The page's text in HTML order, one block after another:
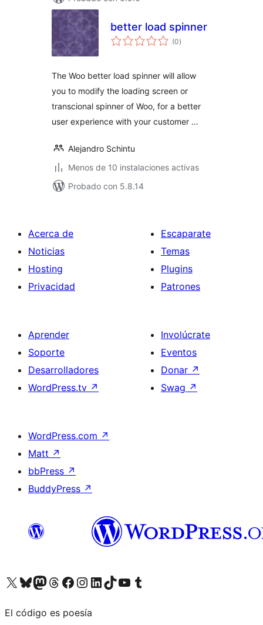
better load spinner
(0total
de
)
The Woo better load spinner will allow
you to modify the loading screen or
transcional spinner of Woo, for a better
user experience with your customer …
Alejandro Schintu
Menos de 10 instalaciones activas
Probado con 5.8.14
Acerca de
Noticias
Hosting
Privacidad
Escaparate
Temas
Plugins
Patrones
Aprender
Soporte
Desarrolladores
WordPress.tv ↗
Involúcrate
Eventos
Donar ↗
Swag ↗
WordPress.com ↗
Matt ↗
bbPress ↗
BuddyPress ↗
Visita nuestra cuenta de X (anteriormente Twitter)
Visita nuestra cuenta de Bluesky
Visita nuestra cuenta de Mastodon
Visita nuestra cuenta de Threads
Visita nuestra página de Facebook
Visita nuestra cuenta de Instagram
Visita nuestra cuenta de LinkedIn
Visita nuestra cuenta de TikTok
Visita nuestro canal de YouTube
Visita nuestra cuenta de Tumblr
El código es poesía